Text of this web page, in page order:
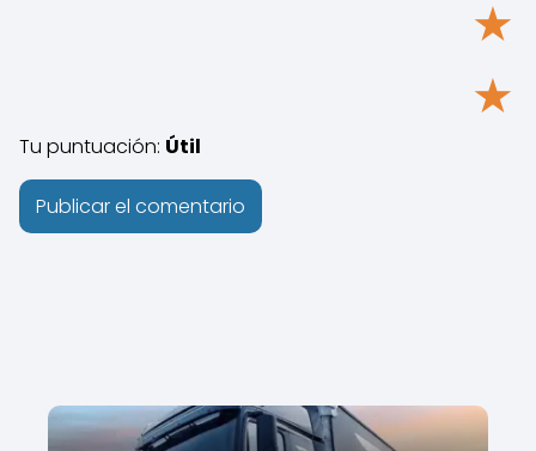
★
★
Tu puntuación: Útil